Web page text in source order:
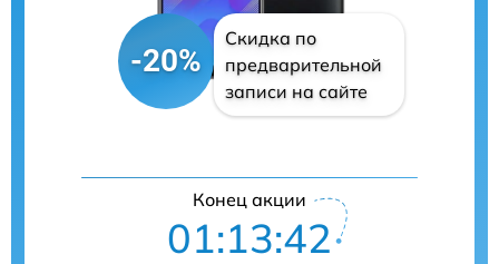
-20%
Скидка по
предварительной
записи на сайте
Конец акции
01:13:41